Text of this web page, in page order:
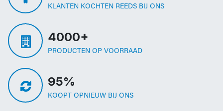
KLANTEN KOCHTEN REEDS BIJ ONS
4000+
PRODUCTEN OP VOORRAAD
95%
KOOPT OPNIEUW BIJ ONS